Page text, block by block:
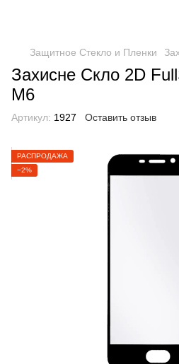
Защитное Стекло и Пленки
Захисне Скло 2D
M6
Артикул: 1927 Оставить отзыв
РАСПРОДАЖА
−2%